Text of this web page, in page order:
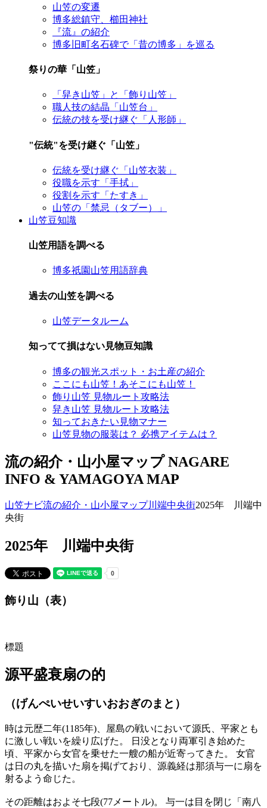
山笠の変遷
博多総鎮守、櫛田神社
『流』の紹介
博多旧町名石碑で「昔の博多」を巡る
祭りの華「山笠」
「舁き山笠」と「飾り山笠」
職人技の結晶「山笠台」
伝統の技を受け継ぐ「人形師」
"伝統"を受け継ぐ「山笠」
伝統を受け継ぐ「山笠衣装」
役職を示す「手拭」
役割を示す「たすき」
山笠の「禁忌（タブー）」
山笠豆知識
山笠用語を調べる
博多祇園山笠用語辞典
過去の山笠を調べる
山笠データルーム
知ってて損はない見物豆知識
博多の観光スポット・お土産の紹介
ここにも山笠！あそこにも山笠！
飾り山笠 見物ルート攻略法
舁き山笠 見物ルート攻略法
知っておきたい見物マナー
山笠見物の服装は？ 必携アイテムは？
流の紹介・山小屋マップNAGARE
INFO & YAMAGOYA MAP
山笠ナビ流の紹介・山小屋マップ川端中央街2025年 川端中
央街
2025年 川端中央街
飾り山（表）
標題
源平盛衰扇の的
（げんぺいせいすいおおぎのまと）
時は元歴二年(1185年)、屋島の戦いにおいて源氏、平家とも
に激しい戦いを繰り広げた。 日没となり両軍引き始めた
頃、平家から女官を乗せた一艘の船が近寄ってきた。 女官
は日の丸を描いた扇を掲げており、源義経は那須与一に扇を
射るよう命じた。
その距離はおよそ七段(77メートル)。 与一は目を閉じ「南八